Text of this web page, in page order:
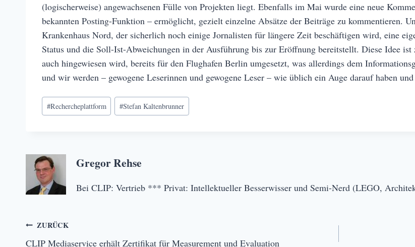
(logischerweise) angewachsenen Fülle von Projekten liegt. Ebenfalls im Mai wurde eine neue
bekannten Posting-Funktion – ermöglicht, gezielt einzelne Absätze der Beiträge zu kommentieren.
Krankenhaus Nord, der sicherlich noch einige Jornalisten für längere Zeit beschäftigen wird, eine
Status und die Soll-Ist-Abweichungen in der Ausführung bis zur Eröffnung bereitstellt. Diese Idee
auch hingewiesen wird, bereits für den Flughafen Berlin umgesetzt, was allerdings dem
und wir werden – gewogene Leserinnen und gewogene Leser – wie üblich ein Auge darauf haben
Schlagworte:
#Rechercheplattform #Stefan Kaltenbrunner
Gregor Rehse
Bei CLIP: Vertrieb *** Privat: Intellektueller Besserwisser und Semi-Nerd (LEGO,
Beitragsnavigation
ZURÜCK
CLIP Mediaservice erhält Zertifikat für Measurement und Evaluation